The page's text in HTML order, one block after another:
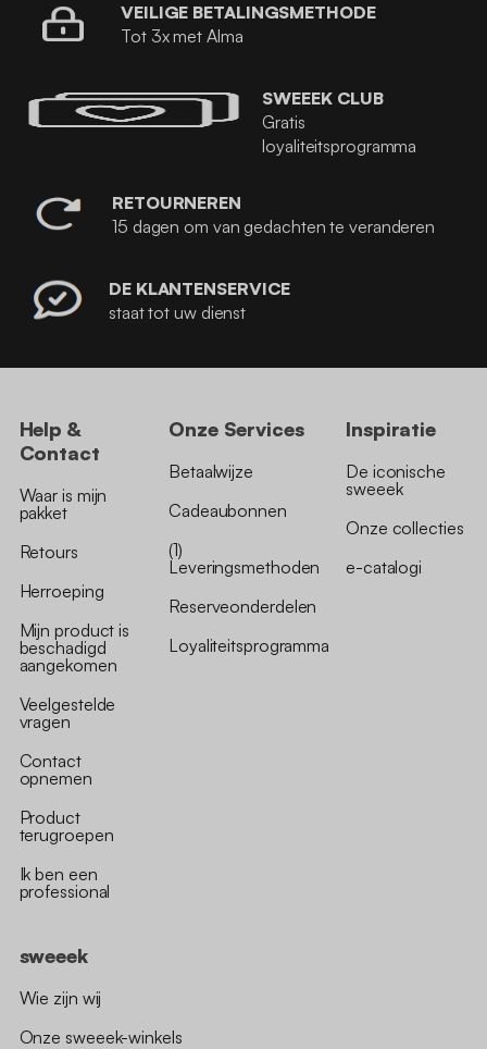
VEILIGE BETALINGSMETHODE
Tot 3x met Alma
SWEEEK CLUB
Gratis
loyaliteitsprogramma
RETOURNEREN
15 dagen om van gedachten te veranderen
DE KLANTENSERVICE
staat tot uw dienst
Help &
Contact
Waar is mijn
pakket
Retours
Herroeping
Mijn product is
beschadigd
aangekomen
Veelgestelde
vragen
Contact
opnemen
Product
terugroepen
Ik ben een
professional
Onze Services
Betaalwijze
Cadeaubonnen
(1)
Leveringsmethoden
Reserveonderdelen
Loyaliteitsprogramma
Inspiratie
De iconische
sweeek
Onze collecties
e-catalogi
sweeek
Wie zijn wij
Onze sweeek-winkels